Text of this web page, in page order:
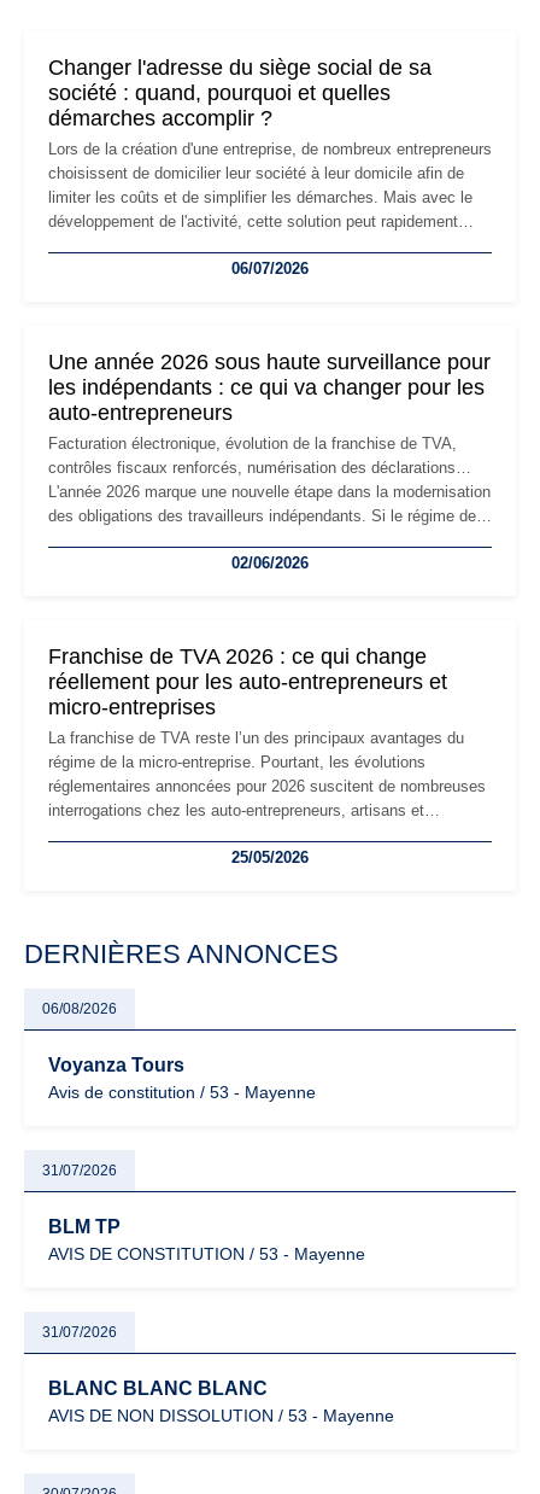
Changer l'adresse du siège social de sa
société : quand, pourquoi et quelles
démarches accomplir ?
Lors de la création d'une entreprise, de nombreux entrepreneurs
choisissent de domicilier leur société à leur domicile afin de
limiter les coûts et de simplifier les démarches. Mais avec le
développement de l'activité, cette solution peut rapidement
professionnels, recrutement, image de marque… Le
06/07/2026
Une année 2026 sous haute surveillance pour
les indépendants : ce qui va changer pour les
auto-entrepreneurs
Facturation électronique, évolution de la franchise de TVA,
contrôles fiscaux renforcés, numérisation des déclarations…
L'année 2026 marque une nouvelle étape dans la modernisation
des obligations des travailleurs indépendants. Si le régime de
les auto-entrepreneurs devront s'adapter à un environnement
02/06/2026
Franchise de TVA 2026 : ce qui change
réellement pour les auto-entrepreneurs et
micro-entreprises
La franchise de TVA reste l’un des principaux avantages du
régime de la micro-entreprise. Pourtant, les évolutions
réglementaires annoncées pour 2026 suscitent de nombreuses
interrogations chez les auto-entrepreneurs, artisans et
facturation ou risque de bascule vers la TVA : les règles
25/05/2026
DERNIÈRES ANNONCES
06/08/2026
Voyanza Tours
Avis de constitution / 53 - Mayenne
31/07/2026
BLM TP
AVIS DE CONSTITUTION / 53 - Mayenne
31/07/2026
BLANC BLANC BLANC
AVIS DE NON DISSOLUTION / 53 - Mayenne